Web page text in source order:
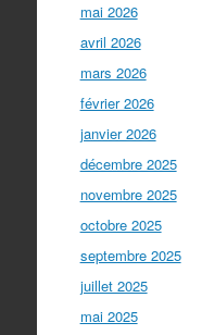
mai 2026
avril 2026
mars 2026
février 2026
janvier 2026
décembre 2025
novembre 2025
octobre 2025
septembre 2025
juillet 2025
mai 2025